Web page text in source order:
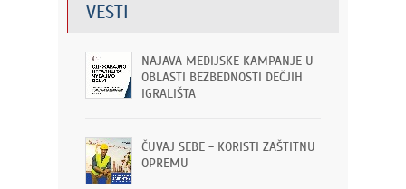
VESTI
NAJAVA MEDIJSKE KAMPANJE U
OBLASTI BEZBEDNOSTI DEČJIH
IGRALIŠTA
ČUVAJ SEBE - KORISTI ZAŠTITNU
OPREMU